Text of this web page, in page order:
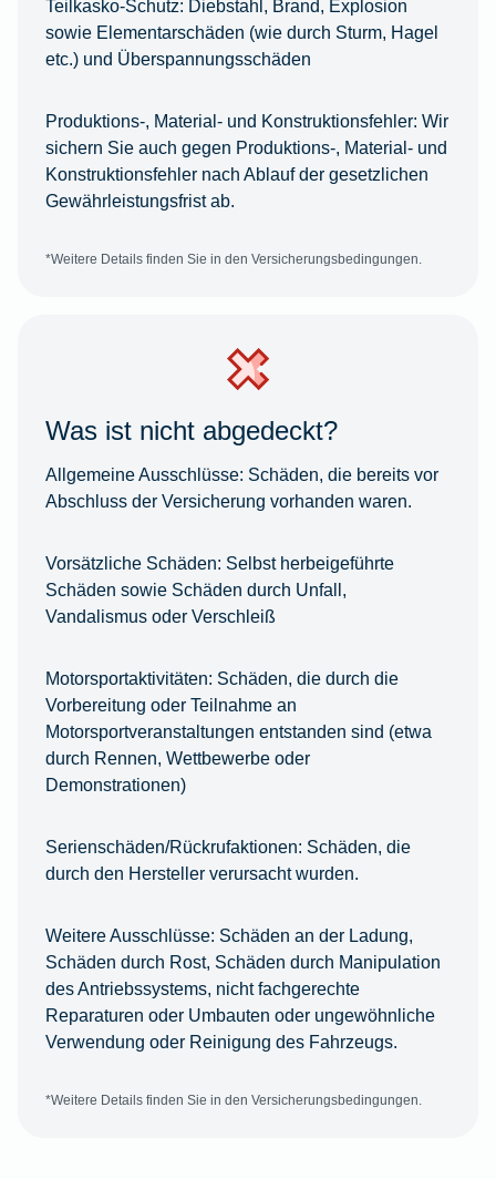
Teilkasko-Schutz: Diebstahl, Brand, Explosion
sowie Elementarschäden (wie durch Sturm, Hagel
etc.) und Überspannungsschäden
Produktions-, Material- und Konstruktionsfehler: Wir
sichern Sie auch gegen Produktions-, Material- und
Konstruktionsfehler nach Ablauf der gesetzlichen
Gewährleistungsfrist ab.
*Weitere Details finden Sie in den Versicherungsbedingungen.
Was ist nicht abgedeckt?
Allgemeine Ausschlüsse: Schäden, die bereits vor
Abschluss der Versicherung vorhanden waren.
Vorsätzliche Schäden: Selbst herbeigeführte
Schäden sowie Schäden durch Unfall,
Vandalismus oder Verschleiß
Motorsportaktivitäten: Schäden, die durch die
Vorbereitung oder Teilnahme an
Motorsportveranstaltungen entstanden sind (etwa
durch Rennen, Wettbewerbe oder
Demonstrationen)
Serienschäden/Rückrufaktionen: Schäden, die
durch den Hersteller verursacht wurden.
Weitere Ausschlüsse: Schäden an der Ladung,
Schäden durch Rost, Schäden durch Manipulation
des Antriebssystems, nicht fachgerechte
Reparaturen oder Umbauten oder ungewöhnliche
Verwendung oder Reinigung des Fahrzeugs.
*Weitere Details finden Sie in den Versicherungsbedingungen.